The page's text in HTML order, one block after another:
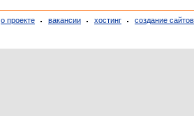
о проекте вакансии хостинг создание сайтов